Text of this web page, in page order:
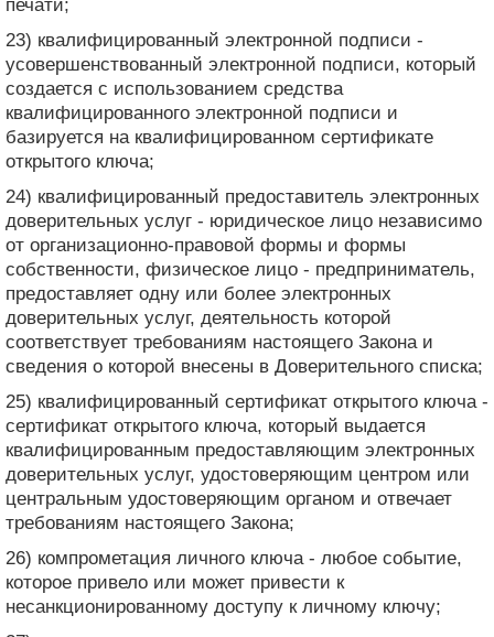
печати;
23) квалифицированный электронной подписи -
усовершенствованный электронной подписи, который
создается с использованием средства
квалифицированного электронной подписи и
базируется на квалифицированном сертификате
открытого ключа;
24) квалифицированный предоставитель электронных
доверительных услуг - юридическое лицо независимо
от организационно-правовой формы и формы
собственности, физическое лицо - предприниматель,
предоставляет одну или более электронных
доверительных услуг, деятельность которой
соответствует требованиям настоящего Закона и
сведения о которой внесены в Доверительного списка;
25) квалифицированный сертификат открытого ключа -
сертификат открытого ключа, который выдается
квалифицированным предоставляющим электронных
доверительных услуг, удостоверяющим центром или
центральным удостоверяющим органом и отвечает
требованиям настоящего Закона;
26) компрометация личного ключа - любое событие,
которое привело или может привести к
несанкционированному доступу к личному ключу;